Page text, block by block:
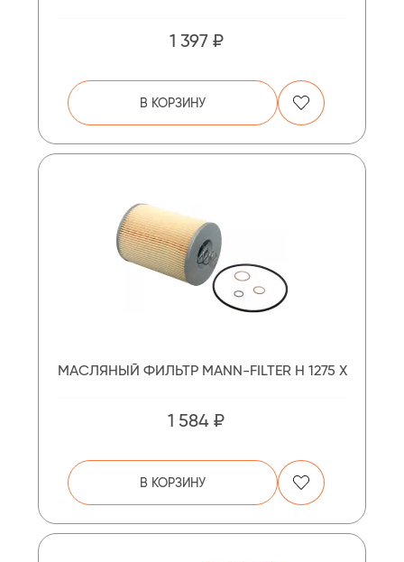
1 397 ₽
В КОРЗИНУ
МАСЛЯНЫЙ ФИЛЬТР MANN-FILTER H 1275 X
1 584 ₽
В КОРЗИНУ